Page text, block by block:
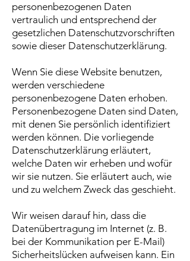
personenbezogenen Daten
vertraulich und entsprechend der
gesetzlichen Datenschutzvorschriften
sowie dieser Datenschutzerklärung.
Wenn Sie diese Website benutzen,
werden verschiedene
personenbezogene Daten erhoben.
Personenbezogene Daten sind Daten,
mit denen Sie persönlich identifiziert
werden können. Die vorliegende
Datenschutzerklärung erläutert,
welche Daten wir erheben und wofür
wir sie nutzen. Sie erläutert auch, wie
und zu welchem Zweck das geschieht.
Wir weisen darauf hin, dass die
Datenübertragung im Internet (z. B.
bei der Kommunikation per E-Mail)
Sicherheitslücken aufweisen kann. Ein